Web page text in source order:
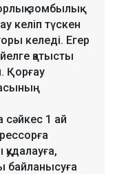
зомбылық
келіп түскен
келеді. Егер
қатысты
Қорғау
1 ай
байланысуға